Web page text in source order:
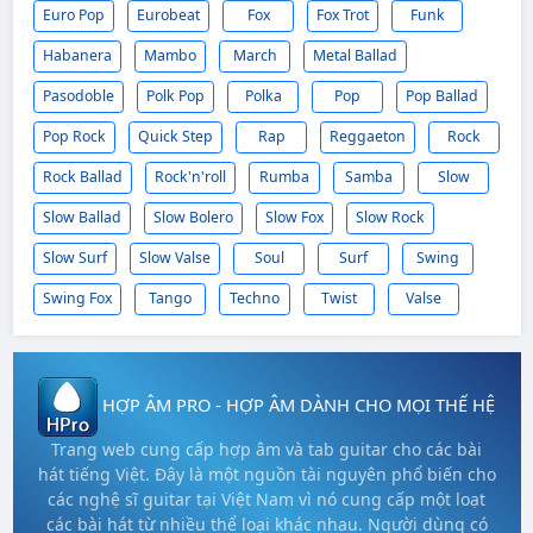
Euro Pop
Eurobeat Fox Fox Trot
Funk
Habanera
Mambo March
Metal Ballad
Pasodoble
Polk Pop Polka Pop
Pop Ballad
Pop Rock
Quick Step Rap Reggaeton
Rock
Rock Ballad
Rock'n'roll Rumba Samba
Slow
Slow Ballad
Slow Bolero Slow Fox
Slow Rock
Slow Surf
Slow Valse Soul Surf
Swing
Swing Fox
Tango Techno Twist Valse
HỢP ÂM PRO - HỢP ÂM DÀNH CHO MỌI THẾ HỆ
Trang web cung cấp hợp âm và tab guitar cho các bài
hát tiếng Việt. Đây là một nguồn tài nguyên phổ biến cho
các nghệ sĩ guitar tại Việt Nam vì nó cung cấp một loạt
các bài hát từ nhiều thể loại khác nhau. Người dùng có